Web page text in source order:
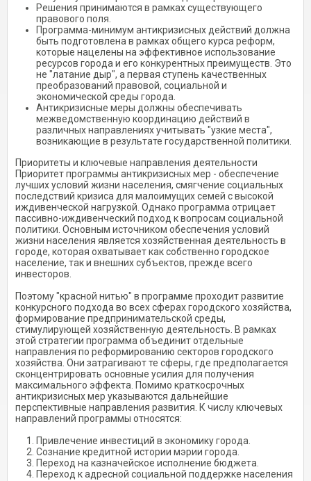
Решения принимаются в рамках существующего
правового поля.
Программа-минимум антикризисных действий должна
быть подготовлена в рамках общего курса реформ,
которые нацелены на эффективное использование
ресурсов города и его конкурентных преимуществ. Это
не "латание дыр", а первая ступень качественных
преобразований правовой, социальной и
экономической среды города.
Антикризисные меры должны обеспечивать
межведомственную координацию действий в
различных направлениях учитывать "узкие места",
возникающие в результате государственной политики.
Приоритеты и ключевые направления деятельности
Приоритет программы антикризисных мер - обеспечение
лучших условий жизни населения, смягчение социальных
последствий кризиса для малоимущих семей с высокой
иждивенческой нагрузкой. Однако программа отрицает
пассивно-иждивенческий подход к вопросам социальной
политики. Основным источником обеспечения условий
жизни населения является хозяйственная деятельность в
городе, которая охватывает как собственно городское
население, так и внешних субъектов, прежде всего
инвесторов.
Поэтому "красной нитью" в программе проходит развитие
конкурсного подхода во всех сферах городского хозяйства,
формирование предпринимательской среды,
стимулирующей хозяйственную деятельность. В рамках
этой стратегии программа объединит отдельные
направления по реформированию секторов городского
хозяйства. Они затрагивают те сферы, где предполагается
сконцентрировать основные усилия для получения
максимального эффекта. Помимо краткосрочных
антикризисных мер указываются дальнейшие
перспективные направления развития. К числу ключевых
направлений программы относятся:
Привлечение инвестиций в экономику города.
Сознание кредитной истории мэрии города.
Переход на казначейское исполнение бюджета.
Переход к адресной социальной поддержке населения